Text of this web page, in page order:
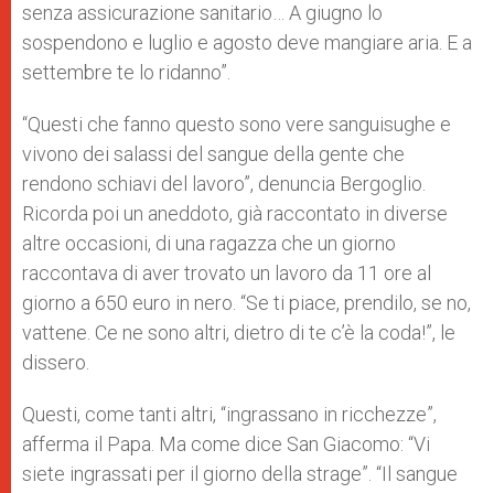
senza assicurazione sanitario… A giugno lo
sospendono e luglio e agosto deve mangiare aria. E a
settembre te lo ridanno”.
“Questi che fanno questo sono vere sanguisughe e
vivono dei salassi del sangue della gente che
rendono schiavi del lavoro”, denuncia Bergoglio.
Ricorda poi un aneddoto, già raccontato in diverse
altre occasioni, di una ragazza che un giorno
raccontava di aver trovato un lavoro da 11 ore al
giorno a 650 euro in nero. “Se ti piace, prendilo, se no,
vattene. Ce ne sono altri, dietro di te c’è la coda!”, le
dissero.
Questi, come tanti altri, “ingrassano in ricchezze”,
afferma il Papa. Ma come dice San Giacomo: “Vi
siete ingrassati per il giorno della strage”. “Il sangue